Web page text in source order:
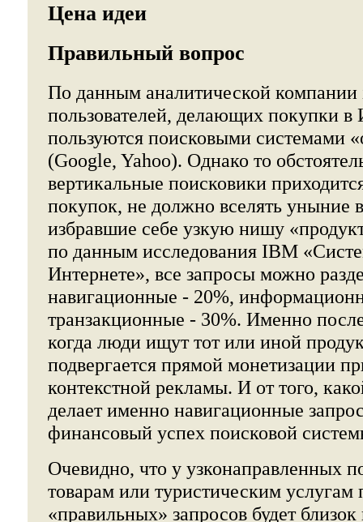
Цена идеи
Правильный вопрос
По данным аналитической компании
пользователей, делающих покупки в
пользуются поисковыми системами
(Google, Yahoo). Однако то
вертикальные поисковики
покупок, не должно вселять уныние
избравшие себе узкую нишу
по данным исследования IBM
Интернете», все запросы можно
навигационные - 20%,
транзакционные - 30%. Именно
когда люди ищут тот или иной
подвергается прямой монетизации
контекстной рекламы. И от того,
делает именно навигационные
финансовый успех поисковой
Очевидно, что у узконаправленных
товарам или туристическим услугам
«правильных» запросов будет